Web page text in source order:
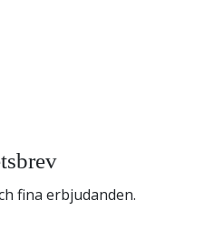
fina erbjudanden.